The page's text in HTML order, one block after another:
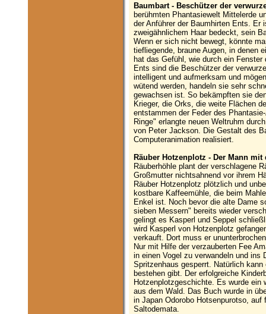
Baumbart - Beschützer der
berühmten Phantasiewelt Mittelerde
der Anführer der Baumhirten Ents.
zweigähnlichem Haar bedeckt, sein
Wenn er sich nicht bewegt, könnte
tiefliegende, braune Augen, in denen
hat das Gefühl, wie durch ein
Ents sind die Beschützer der
intelligent und aufmerksam und
wütend werden, handeln sie sehr
gewachsen ist. So bekämpften sie
Krieger, die Orks, die weite Flächen
entstammen der Feder des
Ringe" erlangte neuen Weltruhm
von Peter Jackson. Die Gestalt des
Computeranimation realisiert.
Räuber Hotzenplotz - Der Mann
Räuberhöhle plant der verschlagene
Großmutter nichtsahnend vor ihrem
Räuber Hotzenplotz plötzlich und
kostbare Kaffeemühle, die beim
Enkel ist. Noch bevor die alte Dame
sieben Messern" bereits wieder
gelingt es Kasperl und Seppel
wird Kasperl von Hotzenplotz
verkauft. Dort muss er
Nur mit Hilfe der verzauberten Fee
in einen Vogel zu verwandeln und ins
Spritzenhaus gesperrt. Natürlich
bestehen gibt. Der erfolgreiche
Hotzenplotzgeschichte. Es wurde ein
aus dem Wald. Das Buch wurde in
in Japan Odorobo Hotsenpurotso,
Saltodemata.